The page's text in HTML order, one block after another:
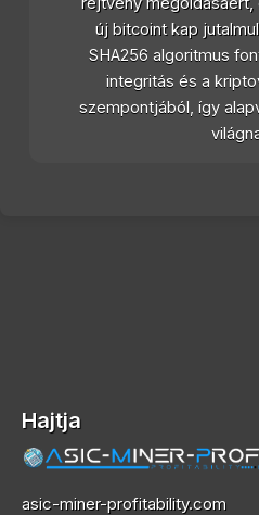
új bitcoint kap
SHA256 algoritmus
integritás és a
szempontjából, így
Hajtja
asic-miner-profitability.com